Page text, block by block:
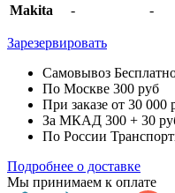
Makita
- -
Зарезервировать
Самовывоз
По Москве 300 руб
При заказе от 30 000
За МКАД 300 + 30
По России
Подробнее о доставке
Мы принимаем к оплате